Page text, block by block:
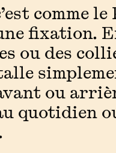
comme
fixation.
ou des
ou
quotidien